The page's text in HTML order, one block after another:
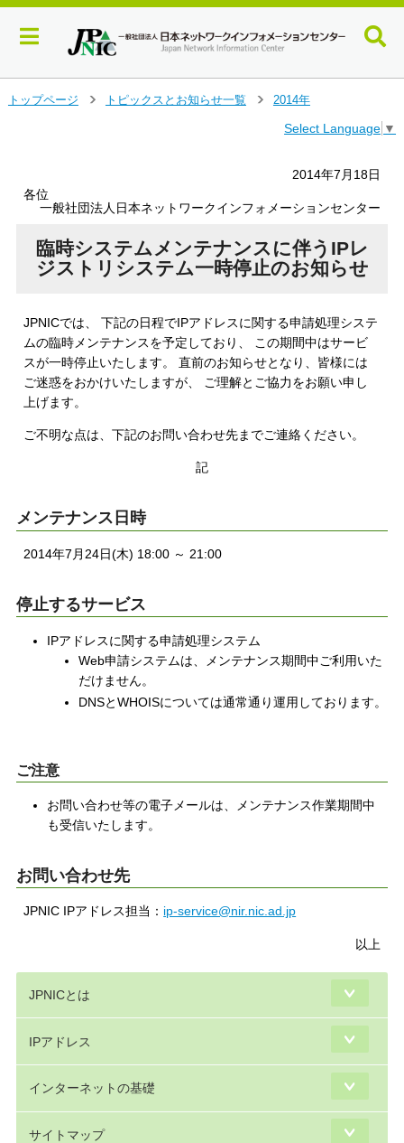
トップページ
トピックスとお知らせ一覧
2014年
Select Language ▼
2014年7月18日
各位
一般社団法人日本ネットワークインフォメーションセンター
臨時システムメンテナンスに伴うIPレ
ジストリシステム一時停止のお知らせ
JPNICでは、 下記の日程でIPアドレスに関する申請処理システ
ムの臨時メンテナンスを予定しており、 この期間中はサービ
スが一時停止いたします。 直前のお知らせとなり、皆様には
ご迷惑をおかけいたしますが、 ご理解とご協力をお願い申し
上げます。
ご不明な点は、下記のお問い合わせ先までご連絡ください。
記
メンテナンス日時
2014年7月24日(木) 18:00 ～ 21:00
停止するサービス
IPアドレスに関する申請処理システム
Web申請システムは、メンテナンス期間中ご利用いた
だけません。
DNSとWHOISについては通常通り運用しております。
ご注意
お問い合わせ等の電子メールは、メンテナンス作業期間中
も受信いたします。
お問い合わせ先
JPNIC IPアドレス担当： ip-service@nir.nic.ad.jp
以上
JPNICとは
IPアドレス
インターネットの基礎
サイトマップ